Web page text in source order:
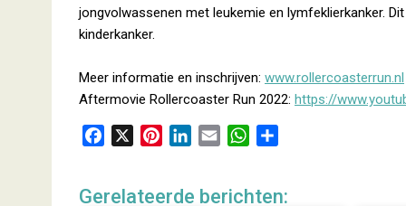
jongvolwassenen met leukemie en lymfeklierkanker.
kinderkanker.
Meer informatie en inschrijven: www.rollercoasterrun.nl
Aftermovie Rollercoaster Run 2022: https://
e
t
k
i
W
t
e
Gerelateerde berichten: